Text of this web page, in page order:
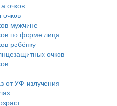
очков
очков
мужчине
по форме лица
ребёнку
очков
от УФ-излучения